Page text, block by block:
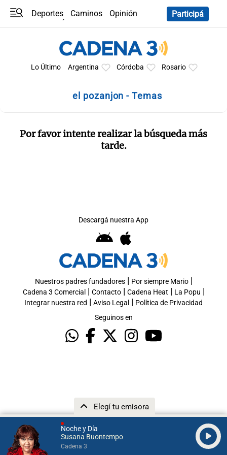
Noche y Día
Susana Buontempo
Cadena 3
Elegí tu emisora
Deportes Caminos
Opinión
Participá
Lo Último Argentina Córdoba Rosario
el pozanjon - Temas
Por favor intente realizar la búsqueda más
tarde.
Descargá nuestra App
Nuestros padres fundadores| Por siempre Mario|
Cadena 3 Comercial | Contacto| Cadena Heat | La Popu |
Integrar nuestra red | Aviso Legal | Política de Privacidad
Seguinos en